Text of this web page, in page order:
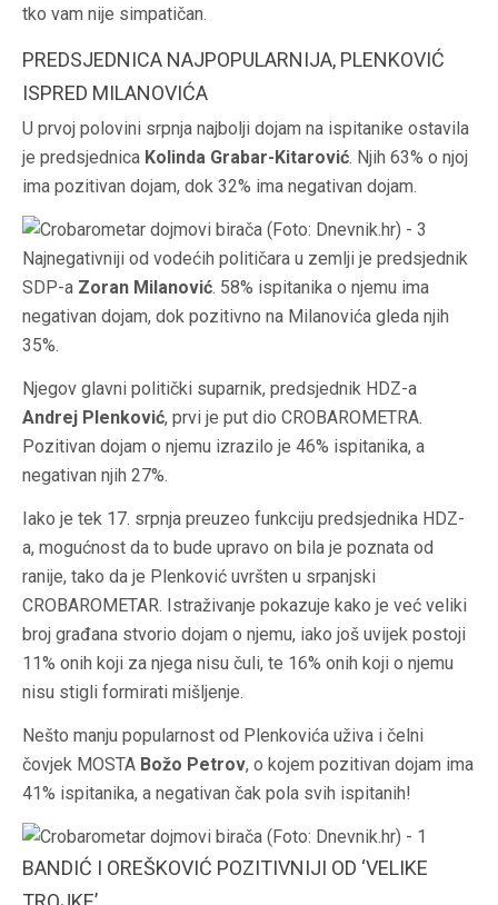
tko vam nije simpatičan.
PREDSJEDNICA NAJPOPULARNIJA, PLENKOVIĆ
ISPRED MILANOVIĆA
U prvoj polovini srpnja najbolji dojam na ispitanike ostavila
je predsjednica Kolinda Grabar-Kitarović. Njih 63% o njoj
ima pozitivan dojam, dok 32% ima negativan dojam.
Najnegativniji od vodećih političara u zemlji je predsjednik
SDP-a Zoran Milanović. 58% ispitanika o njemu ima
negativan dojam, dok pozitivno na Milanovića gleda njih
35%.
Njegov glavni politički suparnik, predsjednik HDZ-a
Andrej Plenković, prvi je put dio CROBAROMETRA.
Pozitivan dojam o njemu izrazilo je 46% ispitanika, a
negativan njih 27%.
Iako je tek 17. srpnja preuzeo funkciju predsjednika HDZ-
a, mogućnost da to bude upravo on bila je poznata od
ranije, tako da je Plenković uvršten u srpanjski
CROBAROMETAR. Istraživanje pokazuje kako je već veliki
broj građana stvorio dojam o njemu, iako još uvijek postoji
11% onih koji za njega nisu čuli, te 16% onih koji o njemu
nisu stigli formirati mišljenje.
Nešto manju popularnost od Plenkovića uživa i čelni
čovjek MOSTA Božo Petrov, o kojem pozitivan dojam ima
41% ispitanika, a negativan čak pola svih ispitanih!
BANDIĆ I OREŠKOVIĆ POZITIVNIJI OD ‘VELIKE